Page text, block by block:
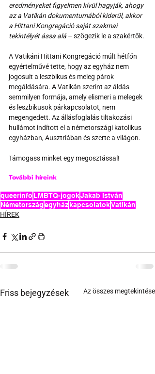
eredményeket figyelmen kívül hagyják, ahogy
az a Vatikán dokumentumából kiderül, akkor
a Hittani Kongregáció saját szakmai
tekintélyét ássa alá – szögezik le a szakértők.
A Vatikáni Hittani Kongregáció múlt hétfőn
egyértelművé tette, hogy az egyház nem
jogosult a leszbikus és meleg párok
megáldására. A Vatikán szerint az áldás
semmilyen formája, amely elismeri a melegek
és leszbikusok párkapcsolatot, nem
megengedett. Az állásfoglalás tiltakozási
hullámot indított el a németországi katolikus
egyházban, Ausztriában és szerte a világon.
Támogass minket egy megosztással!
További híreink
queerinfo LMBTQ-jogokJakab István
NémetországegyházkapcsolatokVatikán
HÍREK
Friss bejegyzések Az összes megtekintése